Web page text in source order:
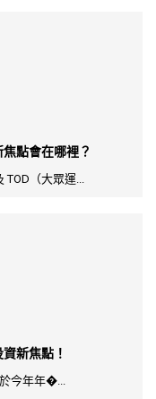
點會在哪裡？
TOD（大眾運...
新焦點！
今年年�...